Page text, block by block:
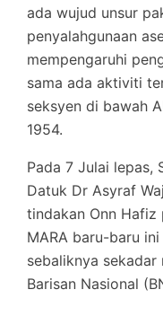
ada wujud unsur
penyalahgunaan
mempengaruhi
sama ada aktiviti
seksyen di bawah
1954.
Pada 7 Julai lepas,
Datuk Dr Asyraf
tindakan Onn Hafiz
MARA baru-baru
sebaliknya sekadar
Barisan Nasional